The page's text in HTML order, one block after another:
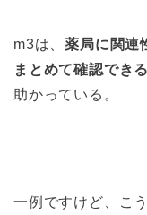
m3は、薬局に関連
まとめて確認できる
助かっている。
一例ですけど、こ